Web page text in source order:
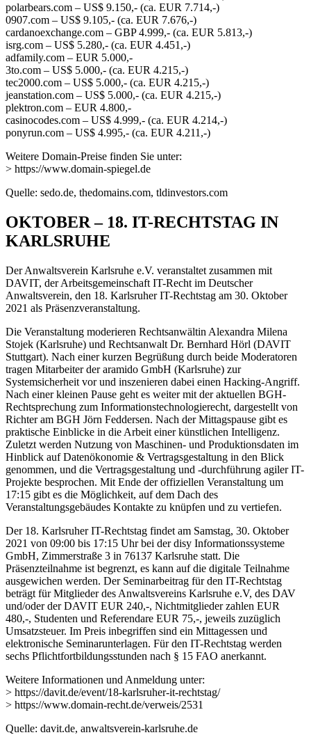
polarbears.com – US$ 9.150,- (ca. EUR 7.714,-)
0907.com – US$ 9.105,- (ca. EUR 7.676,-)
cardanoexchange.com – GBP 4.999,- (ca. EUR 5.813,-)
isrg.com – US$ 5.280,- (ca. EUR 4.451,-)
adfamily.com – EUR 5.000,-
3to.com – US$ 5.000,- (ca. EUR 4.215,-)
tec2000.com – US$ 5.000,- (ca. EUR 4.215,-)
jeanstation.com – US$ 5.000,- (ca. EUR 4.215,-)
plektron.com – EUR 4.800,-
casinocodes.com – US$ 4.999,- (ca. EUR 4.214,-)
ponyrun.com – US$ 4.995,- (ca. EUR 4.211,-)
Weitere Domain-Preise finden Sie unter:
> https://www.domain-spiegel.de
Quelle: sedo.de, thedomains.com, tldinvestors.com
OKTOBER – 18. IT-RECHTSTAG IN
KARLSRUHE
Der Anwaltsverein Karlsruhe e.V. veranstaltet zusammen mit
DAVIT, der Arbeitsgemeinschaft IT-Recht im Deutscher
Anwaltsverein, den 18. Karlsruher IT-Rechtstag am 30. Oktober
2021 als Präsenzveranstaltung.
Die Veranstaltung moderieren Rechtsanwältin Alexandra Milena
Stojek (Karlsruhe) und Rechtsanwalt Dr. Bernhard Hörl (DAVIT
Stuttgart). Nach einer kurzen Begrüßung durch beide Moderatoren
tragen Mitarbeiter der aramido GmbH (Karlsruhe) zur
Systemsicherheit vor und inszenieren dabei einen Hacking-Angriff.
Nach einer kleinen Pause geht es weiter mit der aktuellen BGH-
Rechtsprechung zum Informationstechnologierecht, dargestellt von
Richter am BGH Jörn Feddersen. Nach der Mittagspause gibt es
praktische Einblicke in die Arbeit einer künstlichen Intelligenz.
Zuletzt werden Nutzung von Maschinen- und Produktionsdaten im
Hinblick auf Datenökonomie & Vertragsgestaltung in den Blick
genommen, und die Vertragsgestaltung und -durchführung agiler IT-
Projekte besprochen. Mit Ende der offiziellen Veranstaltung um
17:15 gibt es die Möglichkeit, auf dem Dach des
Veranstaltungsgebäudes Kontakte zu knüpfen und zu vertiefen.
Der 18. Karlsruher IT-Rechtstag findet am Samstag, 30. Oktober
2021 von 09:00 bis 17:15 Uhr bei der disy Informationssysteme
GmbH, Zimmerstraße 3 in 76137 Karlsruhe statt. Die
Präsenzteilnahme ist begrenzt, es kann auf die digitale Teilnahme
ausgewichen werden. Der Seminarbeitrag für den IT-Rechtstag
beträgt für Mitglieder des Anwaltsvereins Karlsruhe e.V, des DAV
und/oder der DAVIT EUR 240,-, Nichtmitglieder zahlen EUR
480,-, Studenten und Referendare EUR 75,-, jeweils zuzüglich
Umsatzsteuer. Im Preis inbegriffen sind ein Mittagessen und
elektronische Seminarunterlagen. Für den IT-Rechtstag werden
sechs Pflichtfortbildungsstunden nach § 15 FAO anerkannt.
Weitere Informationen und Anmeldung unter:
> https://davit.de/event/18-karlsruher-it-rechtstag/
> https://www.domain-recht.de/verweis/2531
Quelle: davit.de, anwaltsverein-karlsruhe.de